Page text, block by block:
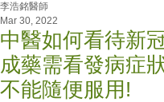
中醫如何看待新
成藥需看發病症
不能隨便服用!
李浩銘醫師
Mar 30, 2022